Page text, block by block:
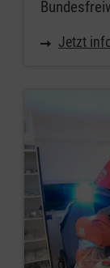
Jetzt